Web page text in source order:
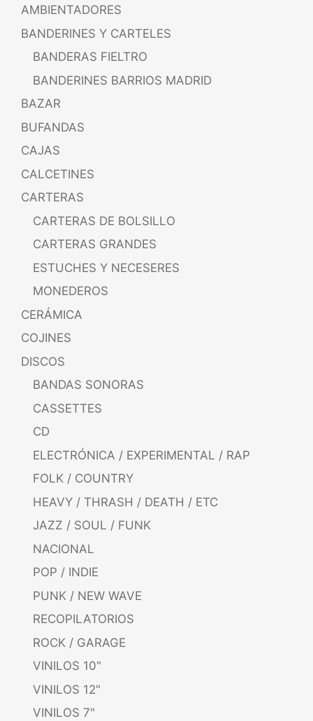
AMBIENTADORES
BANDERINES Y CARTELES
BANDERAS FIELTRO
BANDERINES BARRIOS MADRID
BAZAR
BUFANDAS
CAJAS
CALCETINES
CARTERAS
CARTERAS DE BOLSILLO
CARTERAS GRANDES
ESTUCHES Y NECESERES
MONEDEROS
CERÁMICA
COJINES
DISCOS
BANDAS SONORAS
CASSETTES
CD
ELECTRÓNICA / EXPERIMENTAL / RAP
FOLK / COUNTRY
HEAVY / THRASH / DEATH / ETC
JAZZ / SOUL / FUNK
NACIONAL
POP / INDIE
PUNK / NEW WAVE
RECOPILATORIOS
ROCK / GARAGE
VINILOS 10"
VINILOS 12"
VINILOS 7"